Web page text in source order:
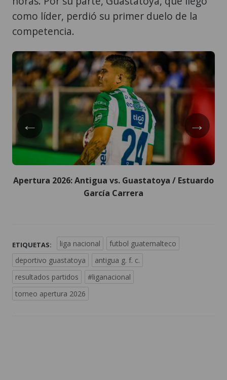
como líder, perdió su primer duelo de la
competencia.
←
Apertura 2026: Antigua vs. Guastatoya / Estuardo
García Carrera
→
ETIQUETAS: liga nacional
futbol guatemalteco
deportivo guastatoya
antigua g. f. c.
resultados partidos
#liganacional
torneo apertura 2026